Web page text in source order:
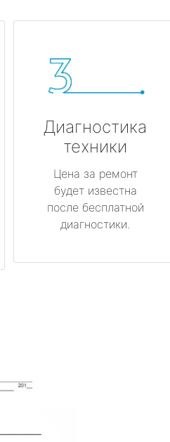
Диагностика
техники
Цена за ремонт
будет известна
после бесплатной
диагностики.